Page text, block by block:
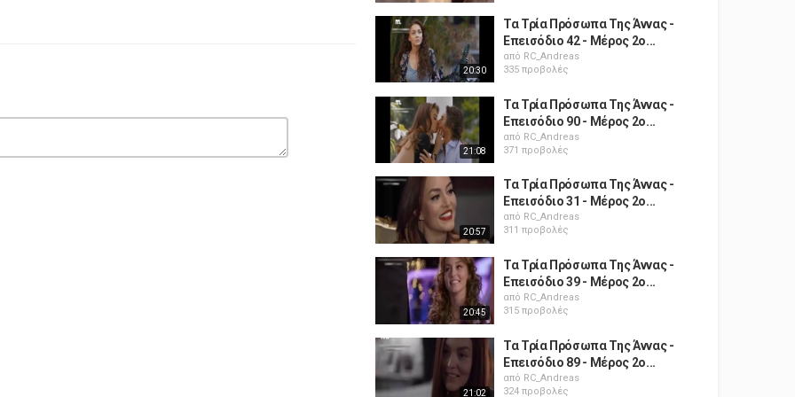
20:30
Τα Τρία Πρόσωπα Της Άννας -
Επεισόδιο 42 - Μέρος 2ο...
από RC_Andreas
335 προβολές
21:08
Τα Τρία Πρόσωπα Της Άννας -
Επεισόδιο 90 - Μέρος 2ο...
από RC_Andreas
371 προβολές
20:57
Τα Τρία Πρόσωπα Της Άννας -
Επεισόδιο 31 - Μέρος 2ο...
από RC_Andreas
311 προβολές
20:45
Τα Τρία Πρόσωπα Της Άννας -
Επεισόδιο 39 - Μέρος 2ο...
από RC_Andreas
315 προβολές
21:02
Τα Τρία Πρόσωπα Της Άννας -
Επεισόδιο 89 - Μέρος 2ο...
από RC_Andreas
324 προβολές